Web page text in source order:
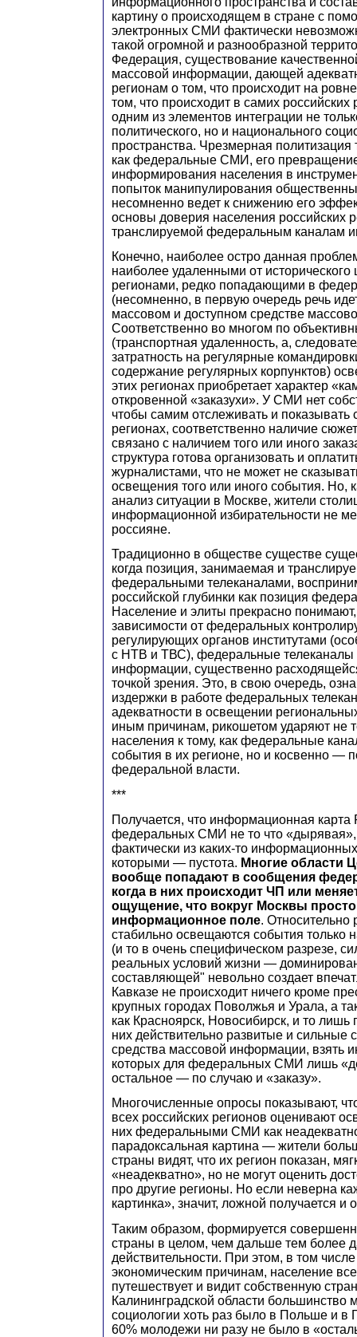
картину о происходящем в стране с
электронных СМИ фактически
такой огромной и разнообразной
Федерация, существование
массовой информации, дающей
регионам о том, что происходит на
том, что происходит в самих российских
одним из элементов интеграции не
политического, но и национального
пространства. Чрезмерная политизация
как федеральные СМИ, его
информирования населения в
попыток манипулирования
несомненно ведет к снижению его
основы доверия населения российских
транслируемой федеральным каналам
Конечно, наиболее остро данная
наиболее удаленными от исторического
регионами, редко попадающими в
(несомненно, в первую очередь речь
массовом и доступном средстве
Соответственно во многом по
(транспортная удаленность, а,
затратность на регулярные
содержание регулярных корпунктов)
этих регионах приобретает характер
откровенной «заказухи». У СМИ нет
чтобы самим отслеживать и показывать
регионах, соответственно наличие
связано с наличием того или иного
структура готова организовать и
журналистами, что не может не
освещения того или иного события. Но,
анализ ситуации в Москве, жители
информационной избирательности не
россияне.
Традиционно в обществе существе
когда позиция, занимаемая и
федеральными телеканалами,
российской глубинки как позиция
Население и элиты прекрасно
зависимости от федеральных
регулирующих органов институтами
с НТВ и ТВС), федеральные телеканалы
информации, существенно
точкой зрения. Это, в свою очередь,
издержки в работе федеральных
адекватности в освещении
иным причинам, рикошетом ударяют не
населения к тому, как федеральные
события в их регионе, но и косвенно —
федеральной власти.
***
Получается, что информационная карта
федеральных СМИ не то что «дырявая»,
фактически из каких-то
которыми — пустота. Многие области
вообще попадают в сообщения
когда в них происходит ЧП или
ощущение, что вокруг Москвы
информационное поле. Относительно
стабильно освещаются события только
(и то в очень специфическом разрезе,
реальных условий жизни —
составляющей" невольно создает
Кавказе не происходит ничего кроме
крупных городах Поволжья и Урала, а
как Красноярск, Новосибирск, и то лишь
них действительно развитые и сильные
средства массовой информации, взять
которых для федеральных СМИ лишь
остальное — по случаю и «заказу».
Многочисленные опросы показывают,
всех российских регионов оценивают
них федеральными СМИ как
парадоксальная картина — жители
страны видят, что их регион показан,
«неадекватно», но не могут оценить
про другие регионы. Но если неверна
картинка», значит, ложной получается и
Таким образом, формируется
страны в целом, чем дальше тем более
действительности. При этом, в том
экономическим причинам, население
путешествует и видит собственную
Калининградской области
социологии хоть раз было в Польше и в
60% молодежи ни разу не было в